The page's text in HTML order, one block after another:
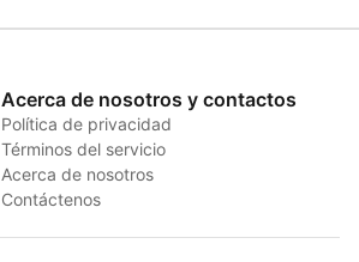
Acerca de nosotros y contactos
Política de privacidad
Términos del servicio
Acerca de nosotros
Contáctenos